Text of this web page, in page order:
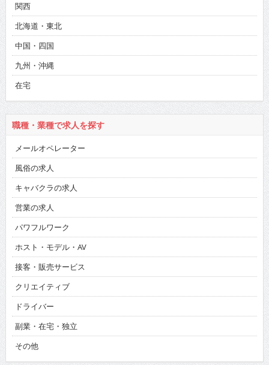
関西
北海道・東北
中国・四国
九州・沖縄
在宅
職種・業種で求人を探す
メールオペレーター
風俗の求人
キャバクラの求人
営業の求人
パワフルワーク
ホスト・モデル・AV
接客・販売サービス
クリエイティブ
ドライバー
副業・在宅・独立
その他